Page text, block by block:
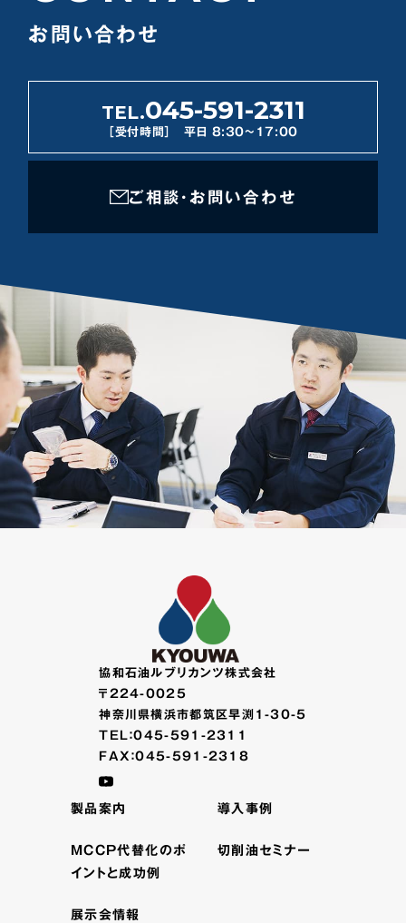
お問い合わせ
TEL.045-591-2311
［受付時間］ 平日 8:30~17:00
ご相談・お問い合わせ
協和石油ルブリカンツ株式会社
〒224-0025
神奈川県横浜市都筑区早渕1-30-5
TEL：045-591-2311
FAX：045-591-2318
製品案内 導入事例
MCCP代替化のポ
イントと成功例
切削油セミナー
展示会情報